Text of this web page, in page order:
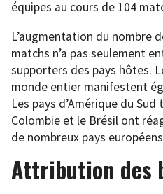
équipes au cours de 104
L’augmentation du nombre
matchs n’a pas seulement
supporters des pays hôtes.
monde entier manifestent
Les pays d’Amérique du
Colombie et le Brésil ont
de nombreux pays
Attribution des